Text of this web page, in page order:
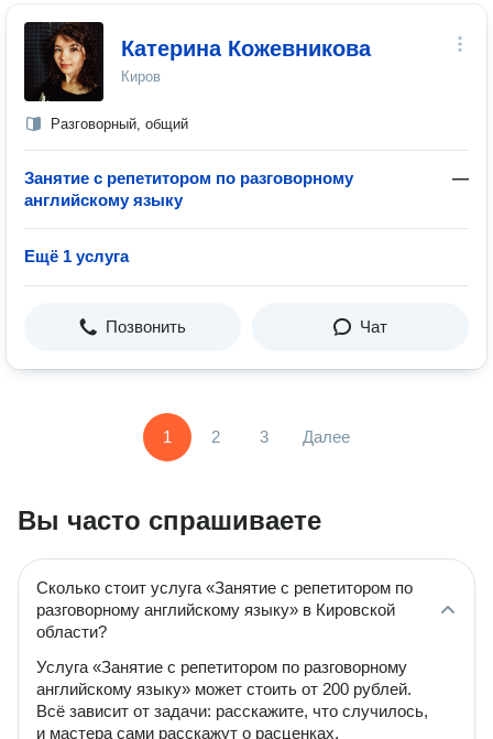
Катерина Кожевникова
Киров
Разговорный, общий
Занятие с репетитором по разговорному
английскому языку
—
Ещё 1 услуга
Позвонить Чат
1 2 3 Далее
Вы часто спрашиваете
Сколько стоит услуга «Занятие с репетитором по
разговорному английскому языку» в Кировской
области?
Услуга «Занятие с репетитором по разговорному
английскому языку» может стоить от 200 рублей.
Всё зависит от задачи: расскажите, что случилось,
и мастера сами расскажут о расценках,